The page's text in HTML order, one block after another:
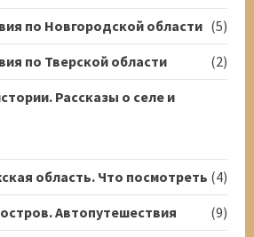
по Новгородской области (5)
по Тверской области
(2)
Рассказы о селе и
область. Что посмотреть (4)
Автопутешествия
(9)